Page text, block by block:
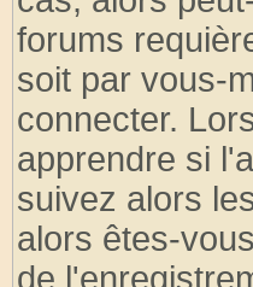
forums
soit par vous-
connecter.
apprendre si
suivez alors
alors êtes-
de